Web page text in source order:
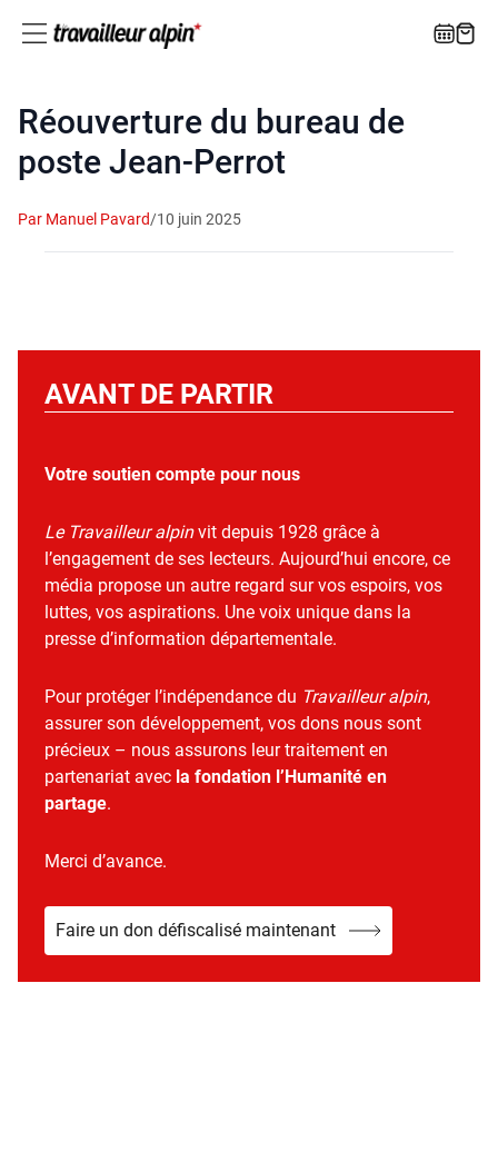
Réouverture du bureau de
poste Jean-Perrot
Par Manuel Pavard/10 juin 2025
AVANT DE PARTIR
Votre soutien compte pour nous
Le Travailleur alpinvit depuis 1928 grâce à
l’engagement de ses lecteurs. Aujourd’hui encore, ce
média propose un autre regard sur vos espoirs, vos
luttes, vos aspirations. Une voix unique dans la
presse d’information départementale.
Pour protéger l’indépendance du Travailleur alpin,
assurer son développement, vos dons nous sont
précieux – nous assurons leur traitement en
partenariat avec la fondation l’Humanité en
partage.
Merci d’avance.
Faire un don défiscalisé maintenant